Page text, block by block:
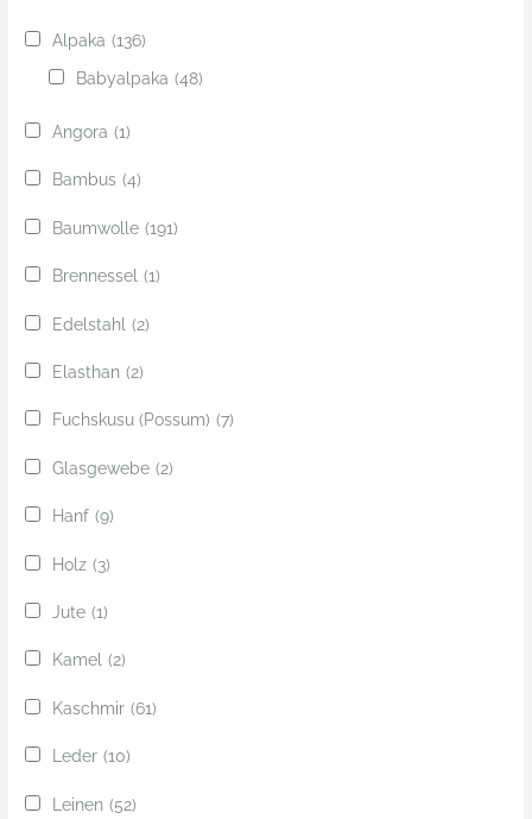
Alpaka (136)
Babyalpaka (48)
Angora (1)
Bambus (4)
Baumwolle (191)
Brennessel (1)
Edelstahl (2)
Elasthan (2)
Fuchskusu (Possum) (7)
Glasgewebe (2)
Hanf (9)
Holz (3)
Jute (1)
Kamel (2)
Kaschmir (61)
Leder (10)
Leinen (52)